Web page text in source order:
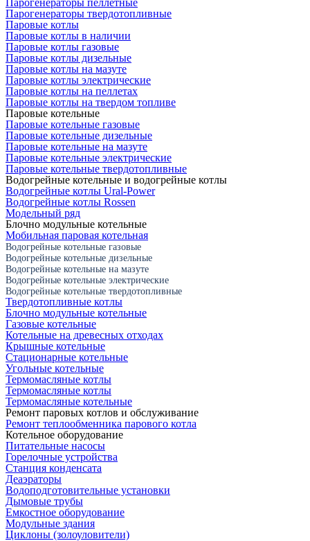
Парогенераторы твердотопливные
Паровые котлы
Паровые котлы в наличии
Паровые котлы газовые
Паровые котлы дизельные
Паровые котлы на мазуте
Паровые котлы электрические
Паровые котлы на пеллетах
Паровые котлы на твердом топливе
Паровые котельные
Паровые котельные газовые
Паровые котельные дизельные
Паровые котельные на мазуте
Паровые котельные электрические
Паровые котельные твердотопливные
Водогрейные котельные и водогрейные котлы
Водогрейные котлы Ural-Power
Водогрейные котлы Rossen
Модельный ряд
Блочно модульные котельные
Мобильная паровая котельная
Водогрейные котельные газовые
Водогрейные котельные дизельные
Водогрейные котельные на мазуте
Водогрейные котельные электрические
Водогрейные котельные твердотопливные
Твердотопливные котлы
Блочно модульные котельные
Газовые котельные
Котельные на древесных отходах
Крышные котельные
Стационарные котельные
Угольные котельные
Термомасляные котлы
Термомасляные котлы
Термомасляные котельные
Ремонт паровых котлов и обслуживание
Ремонт теплообменника парового котла
Котельное оборудование
Питательные насосы
Горелочные устройства
Станция конденсата
Деаэраторы
Водоподготовительные установки
Дымовые трубы
Емкостное оборудование
Mодульные здания
Циклоны (золоуловители)